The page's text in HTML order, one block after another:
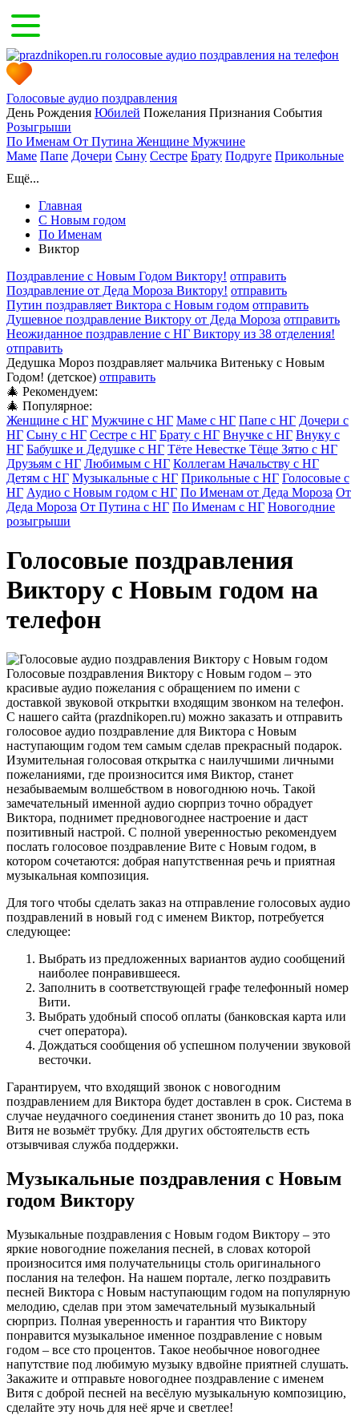
Голосовые аудио поздравления
День Рождения Юбилей Пожелания Признания События
Розыгрыши
По Именам От Путина Женщине Мужчине
Маме Папе Дочери Сыну Сестре Брату Подруге Прикольные
Ещё...
Главная
С Новым годом
По Именам
Виктор
Поздравление с Новым Годом Виктору! отправить
Поздравление от Деда Мороза Виктору! отправить
Путин поздравляет Виктора с Новым годом отправить
Душевное поздравление Виктору от Деда Мороза отправить
Неожиданное поздравление с НГ Виктору из 38 отделения!
отправить
Дедушка Мороз поздравляет мальчика Витеньку c Новым
Годом! (детское) отправить
🎄 Рекомендуем:
🎄 Популярное:
Женщине с НГ Мужчине с НГ Маме с НГ Папе с НГ Дочери с
НГ Сыну с НГ Сестре с НГ Брату с НГ Внучке с НГ Внуку с
НГ Бабушке и Дедушке с НГ Тёте Невестке Тёще Зятю с НГ
Друзьям с НГ Любимым с НГ Коллегам Начальству с НГ
Детям с НГ Музыкальные с НГ Прикольные с НГ Голосовые с
НГ Аудио с Новым годом с НГ По Именам от Деда Мороза От
Деда Мороза От Путина с НГ По Именам с НГ Новогодние
розыгрыши
Голосовые поздравления
Виктору с Новым годом на
телефон
Голосовые поздравления Виктору с Новым годом – это
красивые аудио пожелания с обращением по имени с
доставкой звуковой открытки входящим звонком на телефон.
С нашего сайта (prazdnikopen.ru) можно заказать и отправить
голосовое аудио поздравление для Виктора с Новым
наступающим годом тем самым сделав прекрасный подарок.
Изумительная голосовая открытка с наилучшими личными
пожеланиями, где произносится имя Виктор, станет
незабываемым волшебством в новогоднюю ночь. Такой
замечательный именной аудио сюрприз точно обрадует
Виктора, поднимет предновогоднее настроение и даст
позитивный настрой. С полной уверенностью рекомендуем
послать голосовое поздравление Вите с Новым годом, в
котором сочетаются: добрая напутственная речь и приятная
музыкальная композиция.
Для того чтобы сделать заказ на отправление голосовых аудио
поздравлений в новый год с именем Виктор, потребуется
следующее:
Выбрать из предложенных вариантов аудио сообщений
наиболее понравившееся.
Заполнить в соответствующей графе телефонный номер
Вити.
Выбрать удобный способ оплаты (банковская карта или
счет оператора).
Дождаться сообщения об успешном получении звуковой
весточки.
Гарантируем, что входящий звонок с новогодним
поздравлением для Виктора будет доставлен в срок. Система в
случае неудачного соединения станет звонить до 10 раз, пока
Витя не возьмёт трубку. Для других обстоятельств есть
отзывчивая служба поддержки.
Музыкальные поздравления с Новым
годом Виктору
Музыкальные поздравления с Новым годом Виктору – это
яркие новогодние пожелания песней, в словах которой
произносится имя получательницы столь оригинального
послания на телефон. На нашем портале, легко поздравить
песней Виктора с Новым наступающим годом на популярную
мелодию, сделав при этом замечательный музыкальный
сюрприз. Полная уверенность и гарантия что Виктору
понравится музыкальное именное поздравление с новым
годом – все сто процентов. Такое необычное новогоднее
напутствие под любимую музыку вдвойне приятней слушать.
Закажите и отправьте новогоднее поздравление с именем
Витя с доброй песней на весёлую музыкальную композицию,
сделайте эту ночь для неё ярче и светлее!